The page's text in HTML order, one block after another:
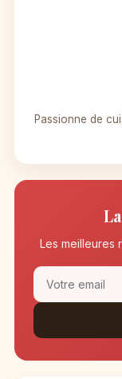
Passionne de
Les meilleures